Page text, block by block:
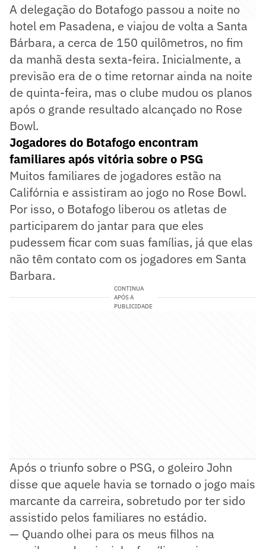
A delegação do Botafogo passou a noite no
hotel em Pasadena, e viajou de volta a Santa
Bárbara, a cerca de 150 quilômetros, no fim
da manhã desta sexta-feira. Inicialmente, a
previsão era de o time retornar ainda na noite
de quinta-feira, mas o clube mudou os planos
após o grande resultado alcançado no Rose
Bowl.
Jogadores do Botafogo encontram
familiares após vitória sobre o PSG
Muitos familiares de jogadores estão na
Califórnia e assistiram ao jogo no Rose Bowl.
Por isso, o Botafogo liberou os atletas de
participarem do jantar para que eles
pudessem ficar com suas famílias, já que elas
não têm contato com os jogadores em Santa
Barbara.
CONTINUA
APÓS A
PUBLICIDADE
Após o triunfo sobre o PSG, o goleiro John
disse que aquele havia se tornado o jogo mais
marcante da carreira, sobretudo por ter sido
assistido pelos familiares no estádio.
— Quando olhei para os meus filhos na